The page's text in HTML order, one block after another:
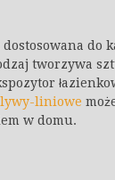
do
tworzywa
liniowe
w domu.